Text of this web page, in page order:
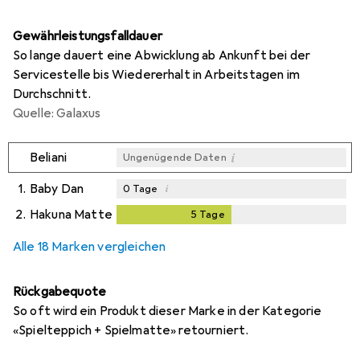
Gewährleistungsfalldauer
So lange dauert eine Abwicklung ab Ankunft bei der
Servicestelle bis Wiedererhalt in Arbeitstagen im
Durchschnitt.
Quelle: Galaxus
Beliani Ungenügende Daten i
1. Baby Dan 0 Tage i
2. Hakuna Matte 5 Tage
Alle 18 Marken vergleichen
Rückgabequote
So oft wird ein Produkt dieser Marke in der Kategorie
«Spielteppich + Spielmatte» retourniert.